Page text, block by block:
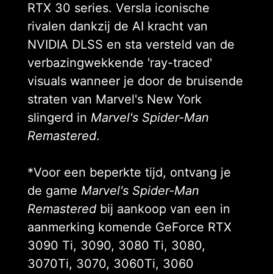
RTX 30 series. Versla iconische
rivalen dankzij de AI kracht van
NVIDIA DLSS en sta versteld van de
verbazingwekkende 'ray-traced'
visuals wanneer je door de bruisende
straten van Marvel's New York
slingerd in Marvel's Spider-Man
Remastered.
*Voor een beperkte tijd, ontvang je
de game Marvel's Spider-Man
Remasteredbij aankoop van een in
aanmerking komende GeForce RTX
3090 Ti, 3090, 3080 Ti, 3080,
3070Ti, 3070, 3060Ti, 3060